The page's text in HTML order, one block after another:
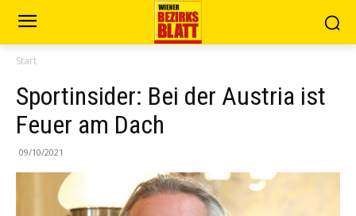
Start
Sportinsider: Bei der Austria ist
Feuer am Dach
09/10/2021